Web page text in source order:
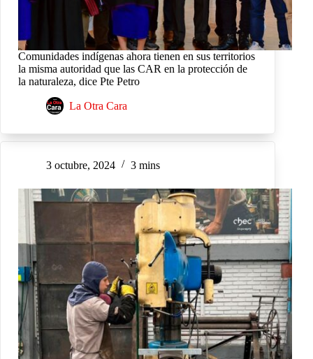
Comunidades indígenas ahora tienen en sus territorios
la misma autoridad que las CAR en la protección de
la naturaleza, dice Pte Petro
La Otra Cara
3 octubre, 2024 3 mins